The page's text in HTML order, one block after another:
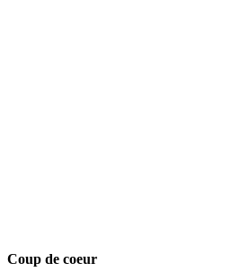
Coup de coeur